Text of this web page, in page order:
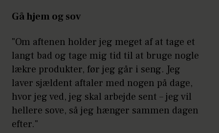
Gå hjem og sov
"Om aftenen holder jeg meget af at tage et
langt bad og tage mig tid til at bruge nogle
lækre produkter, før jeg går i seng. Jeg
laver sjældent aftaler med nogen på dage,
hvor jeg ved, jeg skal arbejde sent – jeg vil
hellere sove, så jeg hænger sammen dagen
efter."